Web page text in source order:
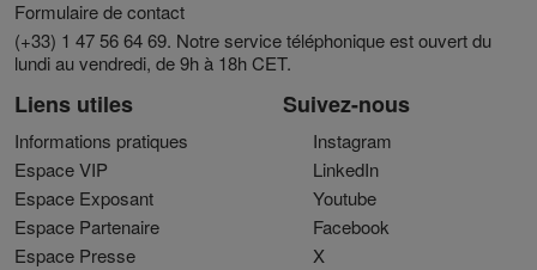
Formulaire de contact
(+33) 1 47 56 64 69. Notre service téléphonique est ouvert du
lundi au vendredi, de 9h à 18h CET.
Liens utiles
Informations pratiques
Espace VIP
Espace Exposant
Espace Partenaire
Espace Presse
Suivez-nous
Instagram
LinkedIn
Youtube
Facebook
X